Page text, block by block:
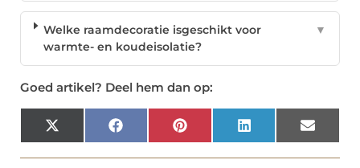
Welke raamdecoratie isgeschikt voor
warmte- en koudeisolatie?
▼
Goed artikel? Deel hem dan op:
X
(Twitter)
Facebook Pinterest LinkedIn Email